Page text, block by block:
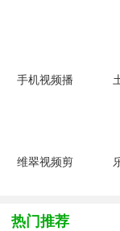
手机视频播
维翠视频剪
汉化版
热门推荐